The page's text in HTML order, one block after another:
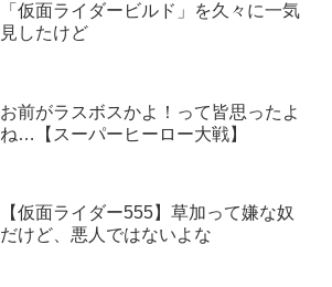
「仮面ライダービルド」を久々に一気
見したけど
お前がラスボスかよ！って皆思ったよ
ね…【スーパーヒーロー大戦】
【仮面ライダー555】草加って嫌な奴
だけど、悪人ではないよな